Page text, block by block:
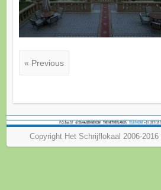
« Previous
Copyright Het Schrijflokaal 2006-2016 |